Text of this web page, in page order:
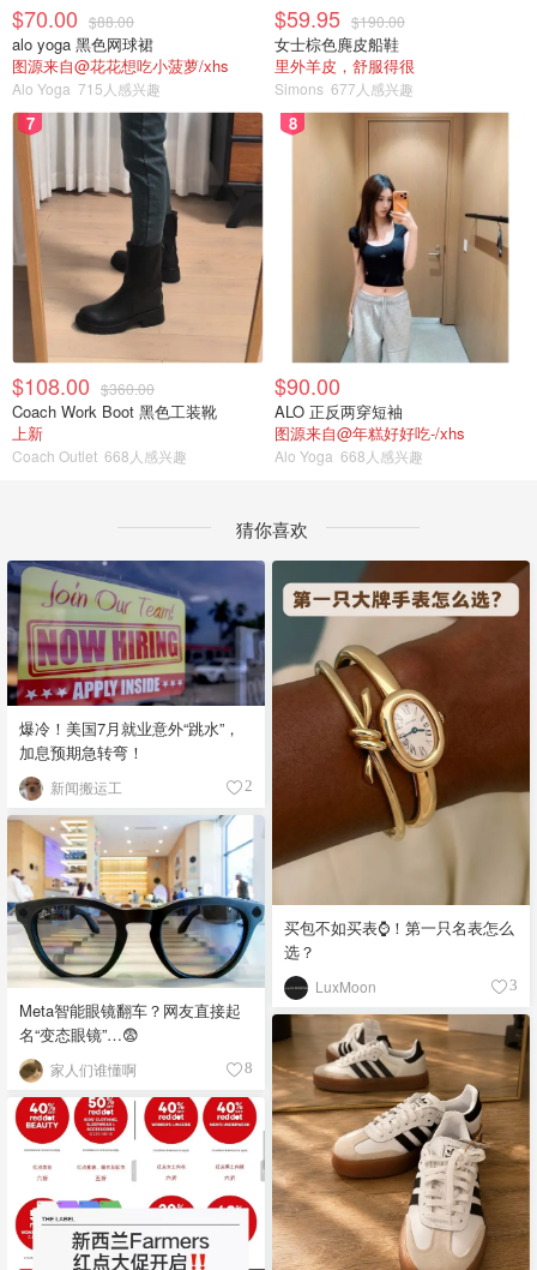
$70.00 $88.00
alo yoga 黑色网球裙
图源来自@花花想吃小菠萝/xhs
Alo Yoga 715人感兴趣
$59.95 $190.00
女士棕色麂皮船鞋
里外羊皮，舒服得很
Simons 677人感兴趣
7
$108.00 $360.00
Coach Work Boot 黑色工装靴
上新
Coach Outlet 668人感兴趣
8
$90.00
ALO 正反两穿短袖
图源来自@年糕好好吃-/xhs
Alo Yoga 668人感兴趣
猜你喜欢
爆冷！美国7月就业意外“跳水”，
加息预期急转弯！
新闻搬运工 2
买包不如买表⌚️！第一只名表怎么
选？
LuxMoon 3
Meta智能眼镜翻车？网友直接起
名“变态眼镜”…😨
家人们谁懂啊 8